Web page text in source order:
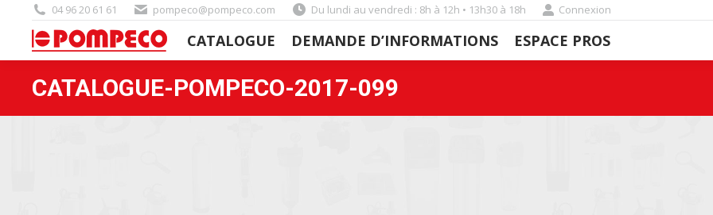
04 96 20 61 61 pompeco@pompeco.com Du lundi au vendredi : 8h à 12h • 13h30 à 18h Connexion
CATALOGUE DEMANDE D’INFORMATIONS ESPACE PROS
CATALOGUE-POMPECO-2017-099
CATALOGUE DEMANDE D’INFORMATIONS ESPACE PROS